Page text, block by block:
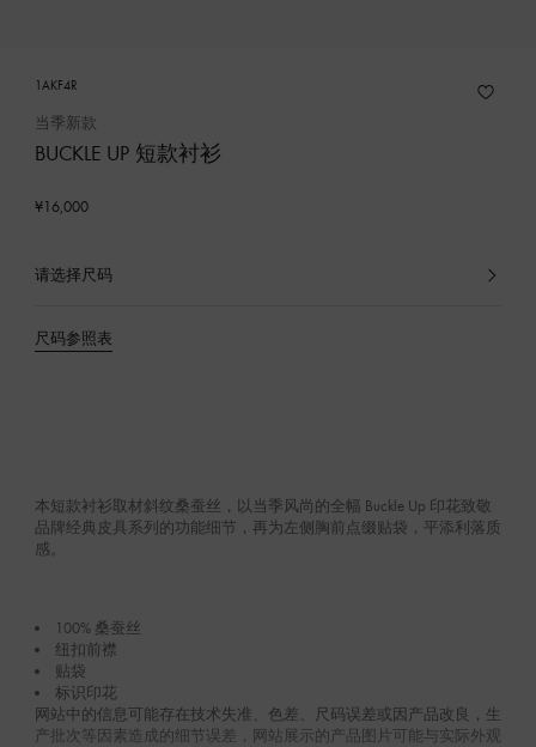
1AKF4R
当季新款
BUCKLE UP 短款衬衫
¥16,000
请选择尺码
已
品
尺码参照表
本短款衬衫取材斜纹桑蚕丝，以当季风尚的全幅 Buckle Up 印花致敬
品牌经典皮具系列的功能细节，再为左侧胸前点缀贴袋，平添利落质
感。
100% 桑蚕丝
纽扣前襟
贴袋
标识印花
网站中的信息可能存在技术失准、色差、尺码误差或因产品改良，生
产批次等因素造成的细节误差，网站展示的产品图片可能与实际外观